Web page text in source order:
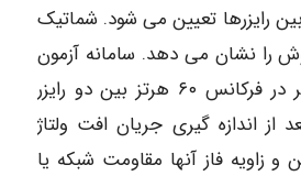
رایزرها تعیین می شود. شماتیک
روش را نشان می دهد. سامانه آزمون
جریان ۲۵ تا ۳۰ آمپر در فرکانس ۶۰ هرتز بین دو رایزر
از اندازه گیری جریان افت ولتاژ
زاویه فاز آنها مقاومت شبکه یا